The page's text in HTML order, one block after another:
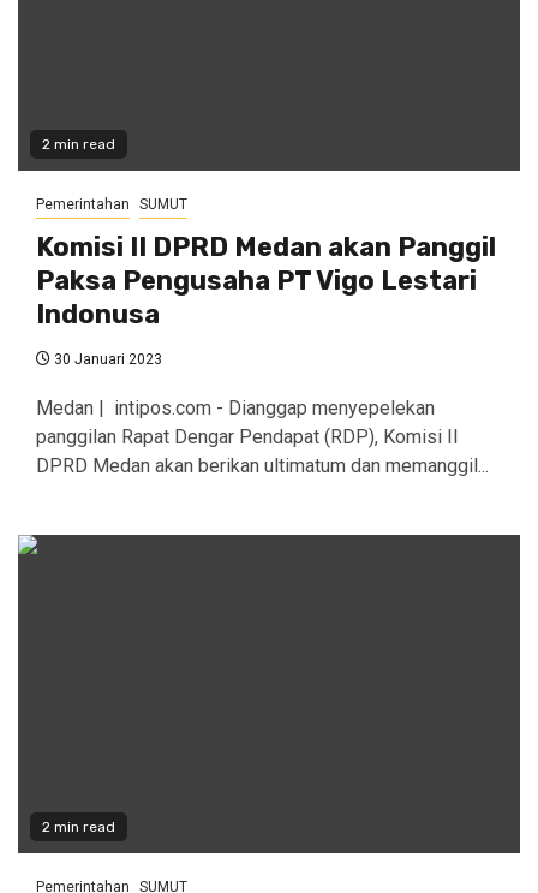
2 min read
Pemerintahan SUMUT
Komisi II DPRD Medan akan Panggil
Paksa Pengusaha PT Vigo Lestari
Indonusa
30 Januari 2023
Medan | intipos.com - Dianggap menyepelekan
panggilan Rapat Dengar Pendapat (RDP), Komisi II
DPRD Medan akan berikan ultimatum dan memanggil...
2 min read
Pemerintahan SUMUT